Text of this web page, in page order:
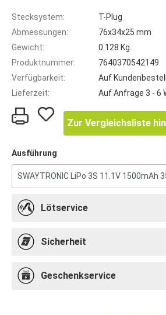
Stecksystem:
T-Plug
Abmessungen:
76x34x25 mm
Gewicht:
0.128 Kg.
Produktnummer:
7640370542149
Verfügbarkeit:
Auf
Lieferzeit:
Auf Anfrage 3 - 6
Zur Vergleichsliste
Ausführung
Lötservice
Sicherheit
Geschenkservice